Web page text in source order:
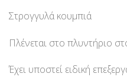
Στρογγυλά κουμπιά
Πλένεται στο πλυντήριο
Έχει υποστεί ειδική